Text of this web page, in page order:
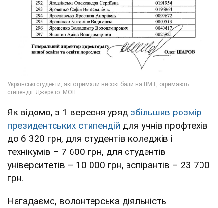
Як відомо, з 1 вересня уряд збільшив розмір
президентських стипендій для учнів профтехів
до 6 320 грн, для студентів коледжів і
технікумів – 7 600 грн, для студентів
університетів – 10 000 грн, аспірантів – 23 700
грн.
Нагадаємо, волонтерська діяльність